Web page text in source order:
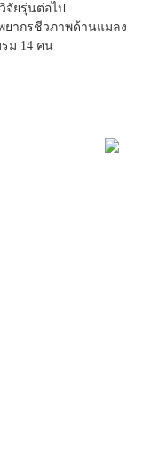
จัยรุ่นต่อไป
ยากรชีวภาพด้านแมลง
ม 14 คน